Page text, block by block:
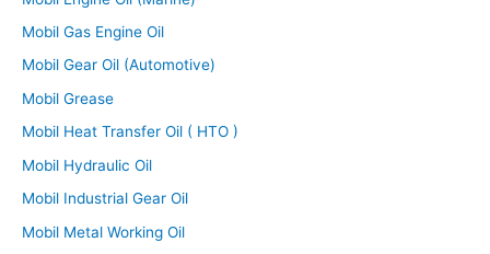
Mobil Gas Engine Oil
Mobil Gear Oil (Automotive)
Mobil Grease
Mobil Heat Transfer Oil ( HTO )
Mobil Hydraulic Oil
Mobil Industrial Gear Oil
Mobil Metal Working Oil